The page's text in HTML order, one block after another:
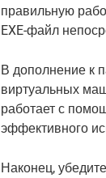
правильную
EXE-файл
В дополнение к
виртуальных
работает с
эффективного
Наконец,